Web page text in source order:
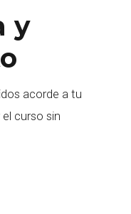
y
acorde a tu
curso sin